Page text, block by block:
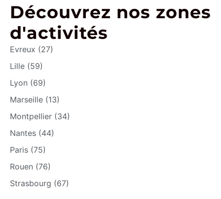
Découvrez nos zones
d'activités
Evreux (27)
Lille (59)
Lyon (69)
Marseille (13)
Montpellier (34)
Nantes (44)
Paris (75)
Rouen (76)
Strasbourg (67)